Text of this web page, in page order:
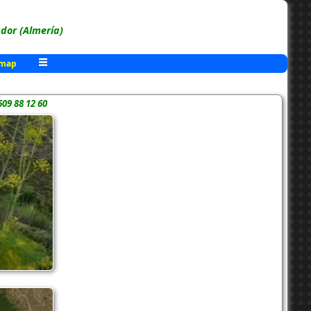
(Almería)
88 12 60